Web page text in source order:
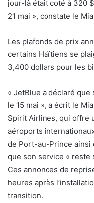
jour-là était coté à 320
21 mai », constate le
Les plafonds de prix
certains Haïtiens se
3,400 dollars pour les
« JetBlue a déclaré
le 15 mai », a écrit le
Spirit Airlines, qui offre
aéroports
de Port-au-Prince ainsi
que son service « reste
Ces annonces de
heures après
transition.